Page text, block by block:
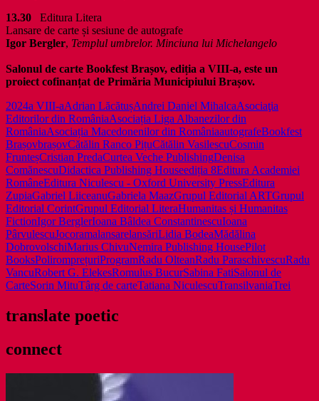
13.30 Editura Litera
Lansare de carte și sesiune de autografe
Igor Bergler, Templul umbrelor. Minciuna lui Michelangelo
Salonul de carte Bookfest Brașov, ediția a VIII-a, este un
proiect cofinanțat de Primăria Municipiului Brașov.
2024a VIII-aAdrian LăcătușAndrei Daniel MihalcaAsociaţia
Editorilor din RomâniaAsociația Liga Albanezilor din
RomâniaAsociația Macedonenilor din RomâniaautografeBookfest
BrașovbrașovCătălin Ranco PițuCătălin VasilescuCosmin
FrunteșCristian PredaCurtea Veche PublishingDenisa
ComănescuDidactica Publishing Houseediția 8Editura Academiei
RomâneEditura Niculescu - Oxford University PressEditura
ZupiaGabriel LiiceanuGabriela MaazGrupul Editorial ARTGrupul
Editorial CorintGrupul Editorial LiteraHumanitas și Humanitas
FictionIgor BerglerIoana Bâldea ConstantinescuIoana
PârvulescuJocoramalansarelansăriLidia BodeaMădălina
DobrovolschiMarius ChivuNemira Publishing HousePilot
BooksPoliromprețuriProgramRadu OlteanRadu ParaschivescuRadu
VancuRobert G. ElekesRomulus BucurSabina FatiSalonul de
CarteSorin MituTârg de carteTatiana NiculescuTransilvaniaTrei
translate poetic
connect